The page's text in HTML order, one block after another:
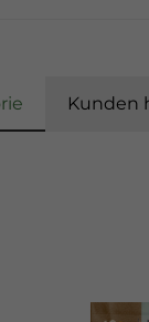
Kunden